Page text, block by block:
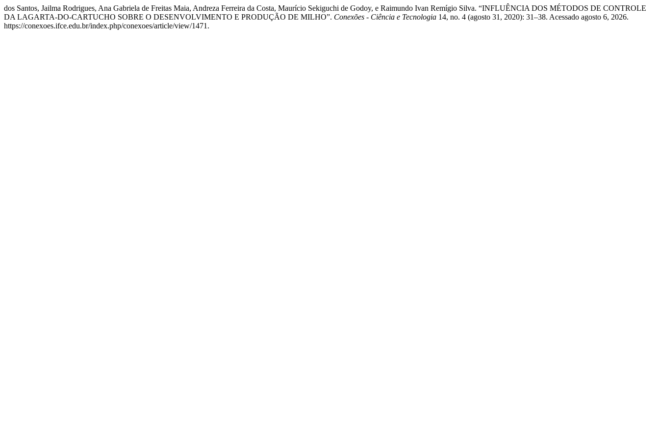
dos Santos, Jailma Rodrigues, Ana Gabriela de Freitas Maia, Andreza Ferreira da Costa, Maurício Sekiguchi de Godoy, e Raimundo Ivan Remígio Silva. “INFLUÊNCIA DOS MÉTODOS DE CONTROLE
DA LAGARTA-DO-CARTUCHO SOBRE O DESENVOLVIMENTO E PRODUÇÃO DE MILHO”. Conexões - Ciência e Tecnologia 14, no. 4 (agosto 31, 2020): 31–38. Acessado agosto 6, 2026.
https://conexoes.ifce.edu.br/index.php/conexoes/article/view/1471.